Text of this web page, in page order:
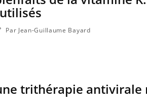
Par Jean-Guillaume Bayard
trithérapie